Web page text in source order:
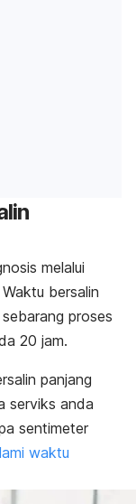
melalui
bersalin
proses
20 jam.
panjang
serviks anda
sentimeter
waktu